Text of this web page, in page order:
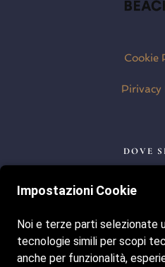
Cookie
Pirivacy
DOVE
Lungomare della
I
Tutti i giorni dalle
Impostazioni Cookie
Noi e terze parti selezionate
tecnologie simili per scopi
anche per funzionalità,